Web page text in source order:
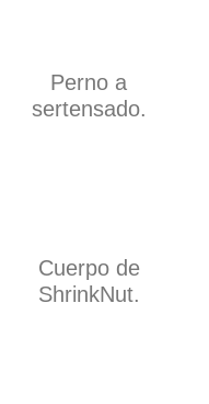
Perno a
sertensado.
Cuerpo de
ShrinkNut.